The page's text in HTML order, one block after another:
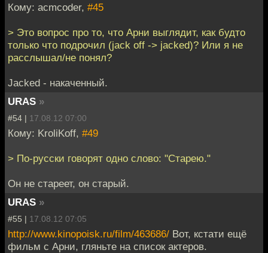
Кому: acmcoder, #45
> Это вопрос про то, что Арни выглядит, как будто
только что подрочил (jack off -> jacked)? Или я не
расслышал/не понял?
Jacked - накаченный.
URAS »
#54 | 17.08.12 07:00
Кому: KroliKoff, #49
> По-русски говорят одно слово: "Старею."
Он не стареет, он старый.
URAS »
#55 | 17.08.12 07:05
http://www.kinopoisk.ru/film/463686/ Вот, кстати ещё
фильм с Арни, гляньте на список актеров.